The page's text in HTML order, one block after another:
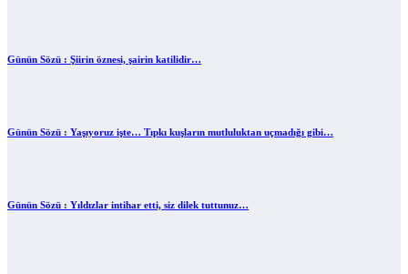
Günün Sözü : Şiirin öznesi, şairin katilidir…
Günün Sözü : Yaşıyoruz işte… Tıpkı kuşların mutluluktan uçmadığı gibi…
Günün Sözü : Yıldızlar intihar etti, siz dilek tuttunuz…